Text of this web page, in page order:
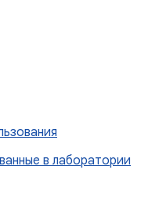
в лаборатории